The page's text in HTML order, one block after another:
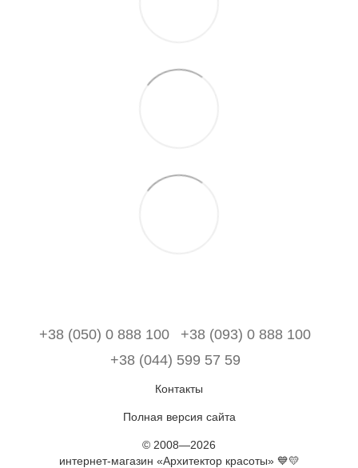
+38 (050) 0 888 100
+38 (093) 0 888 100
+38 (044) 599 57 59
Контакты
Полная версия сайта
© 2008—2026
интернет-магазин «Архитектор красоты» 💙💛